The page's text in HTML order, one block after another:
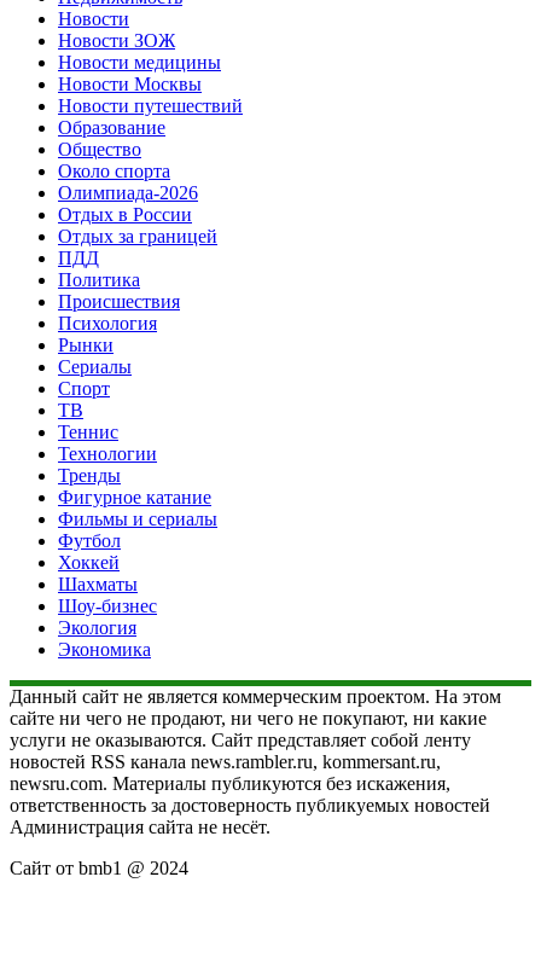
Новости
Новости ЗОЖ
Новости медицины
Новости Москвы
Новости путешествий
Образование
Общество
Около спорта
Олимпиада-2026
Отдых в России
Отдых за границей
ПДД
Политика
Происшествия
Психология
Рынки
Сериалы
Спорт
ТВ
Теннис
Технологии
Тренды
Фигурное катание
Фильмы и сериалы
Футбол
Хоккей
Шахматы
Шоу-бизнес
Экология
Экономика
Данный сайт не является коммерческим проектом. На этом
сайте ни чего не продают, ни чего не покупают, ни какие
услуги не оказываются. Сайт представляет собой ленту
новостей RSS канала news.rambler.ru, kommersant.ru,
newsru.com. Материалы публикуются без искажения,
ответственность за достоверность публикуемых новостей
Администрация сайта не несёт.
Сайт от bmb1 @ 2024